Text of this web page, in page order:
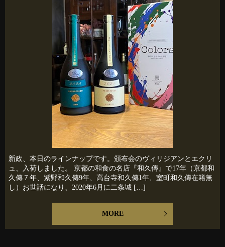
新政、本日のラインナップです。頒布会のヴィリジアンとエクリ
ュ、入荷しました。 京都の和食の名店『和久傳』で17年（京都和
久傳７年、紫野和久傳9年、高台寺和久傳1年、室町和久傳在籍無
し）お世話になり、2020年6月に二条城 […]
MORE